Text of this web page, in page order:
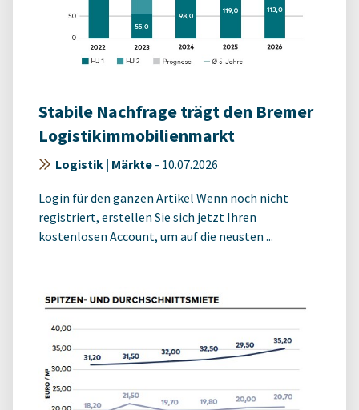
Stabile Nachfrage trägt den Bremer
Logistikimmobilienmarkt
Logistik | Märkte - 10.07.2026
Login für den ganzen Artikel Wenn noch nicht
registriert, erstellen Sie sich jetzt Ihren
kostenlosen Account, um auf die neusten ...